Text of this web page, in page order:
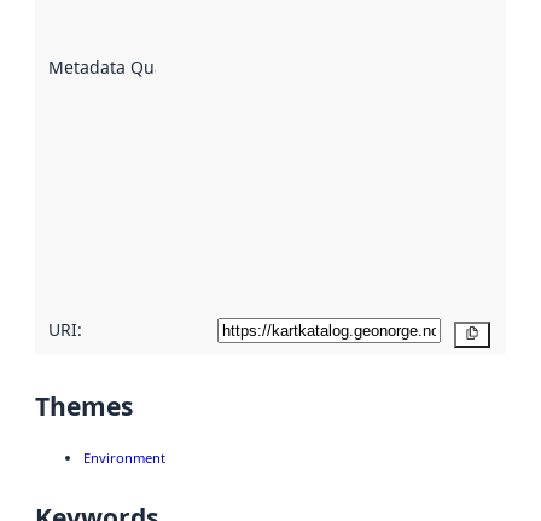
Metadata Quality
URI:
Themes
Environment